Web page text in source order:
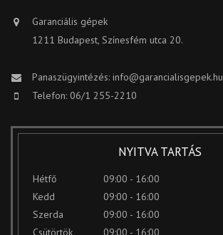
Garanciális gépek
1211 Budapest, Színesfém utca 20.
Panaszügyintézés: info@garancialisgepek.hu
Telefon: 06/1 255-2210
NYITVA TARTÁS
Hétfő
09:00 - 16:00
Kedd
09:00 - 16:00
Szerda
09:00 - 16:00
Csütörtök
09:00 - 16:00